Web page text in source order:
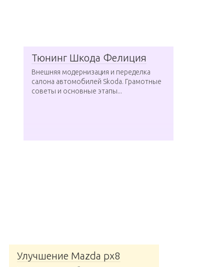
Тюнинг Шкода Фелиция
Внешняя модернизация и переделка
салона автомобилей Skoda. Грамотные
советы и основные этапы...
Улучшение Mazda рх8